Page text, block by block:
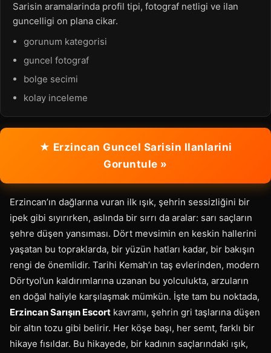
Sarisin aramalarinda profil tipi, fotograf netligi ve ilan
guncelligi on plana cikar.
gorunum kategorisi
guncel fotograf
bolge secimi
kolay inceleme
★ Erzincan Guncel Sarisin Ilanlarini
Goruntule »
Erzincan’ın dağlarına vuran ilk ışık, şehrin sessizliğini bir
ipek gibi sıyırırken, aslında bir sırrı da aralar: sarı saçların
şehre düşen yansıması. Dört mevsimin en keskin hallerini
yaşatan bu topraklarda, bir yüzün hatları kadar, bir bakışın
rengi de önemlidir. Tarihi Kemah’ın taş evlerinden, modern
Dörtyol’un kaldırımlarına uzanan bu yolculukta, arzuların
en doğal haliyle karşılaşmak mümkün. İşte tam bu noktada,
Erzincan Sarışın Escort kavramı, şehrin gri taşlarına düşen
bir altın tozu gibi belirir. Her köşe başı, her semt, farklı bir
hikaye fısıldar. Bu hikayede, bir kadının saçlarındaki ışık,